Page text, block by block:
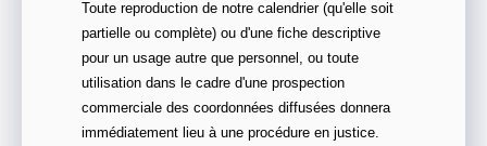
Toute reproduction de notre calendrier (qu'elle soit
partielle ou complète) ou d'une fiche descriptive
pour un usage autre que personnel, ou toute
utilisation dans le cadre d'une prospection
commerciale des coordonnées diffusées donnera
immédiatement lieu à une procédure en justice.